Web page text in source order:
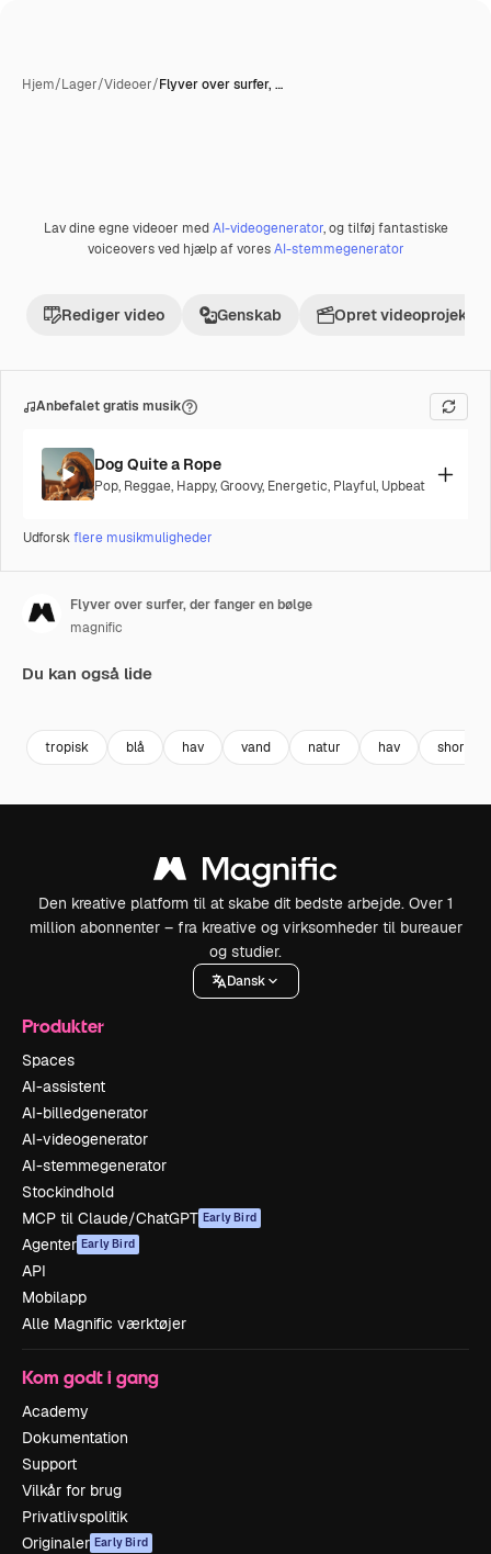
Hjem/Lager/Videoer/Flyver over surfer, …
Lav dine egne videoer medAI-videogenerator, og tilføj fantastiske
voiceovers ved hjælp af voresAI-stemmegenerator
Rediger video Genskab Opret videoprojekt
Anbefalet gratis musik
Dog Quite a Rope
Pop, Reggae, Happy,Groovy, Energetic, Playful, Upbeat
Udforskflere musikmuligheder
Flyver over surfer, der fanger en bølge
magnific
Du kan også lide
tropisk blå hav vand natur hav shore
Den kreative platform til at skabe dit bedste arbejde. Over 1
million abonnenter – fra kreative og virksomheder til bureauer
og studier.
Dansk
Produkter
Spaces
AI-assistent
AI-billedgenerator
AI-videogenerator
AI-stemmegenerator
Stockindhold
MCP til Claude/ChatGPT Early Bird
Agenter Early Bird
API
Mobilapp
Alle Magnific værktøjer
Kom godt i gang
Academy
Dokumentation
Support
Vilkår for brug
Privatlivspolitik
Originaler Early Bird